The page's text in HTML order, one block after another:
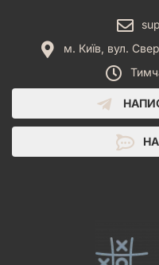
м. Київ, вул.